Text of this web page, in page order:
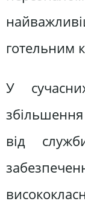
готельним
У
від